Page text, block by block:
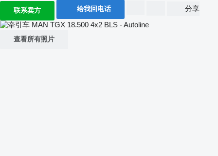
联系卖方 给我回电话 分享
查看所有照片